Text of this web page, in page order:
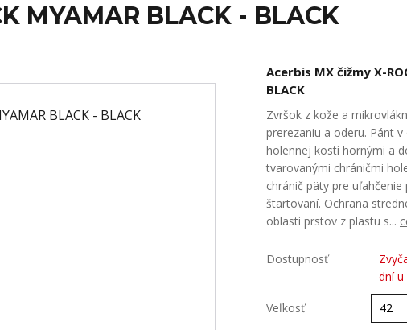
MYAMAR BLACK - BLACK
Acerbis MX čižmy X-
BLACK
Zvršok z kože a
prerezaniu a oderu. Pánt
holennej kosti hornými a
tvarovanými chráničmi
chránič päty pre
štartovaní. Ochrana
oblasti prstov z plastu s...
Dostupnosť
dní u
Veľkosť